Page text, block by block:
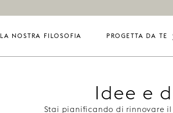
LA NOSTRA FILOSOFIA PROGETTA DA TE
Idee e
Stai pianificando di rinnovare il